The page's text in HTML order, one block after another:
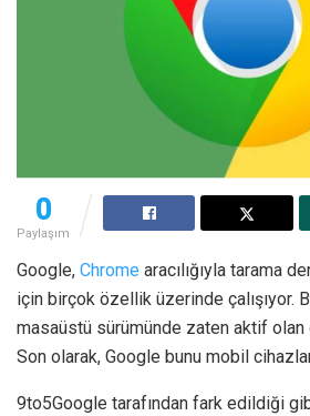
0
Paylaşım
Google, Chrome aracılığıyla tarama
için birçok özellik üzerinde çalışıyor.
masaüstü sürümünde zaten aktif
Son olarak, Google bunu mobil
9to5Google tarafından fark edildiği